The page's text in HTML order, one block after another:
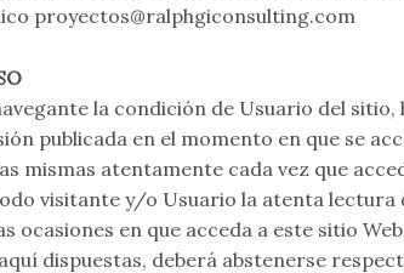
proyectos@ralphgiconsulting.com
la condición de Usuario del sitio,
publicada en el momento en que se
mismas atentamente cada vez que
visitante y/o Usuario la atenta lectura
ocasiones en que acceda a este sitio
dispuestas, deberá abstenerse